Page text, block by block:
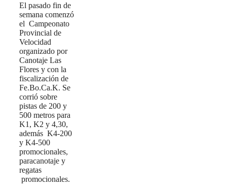
El pasado fin de
semana comenzó
el Campeonato
Provincial de
Velocidad
organizado por
Canotaje Las
Flores y con la
fiscalización de
Fe.Bo.Ca.K. Se
corrió sobre
pistas de 200 y
500 metros para
K1, K2 y 4,30,
además K4-200
y K4-500
promocionales,
paracanotaje y
regatas
promocionales.